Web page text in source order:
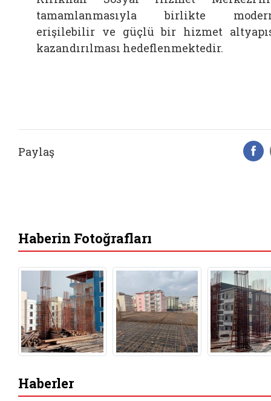
tamamlanmasıyla birlikte
erişilebilir ve güçlü bir hizmet
kazandırılması hedeflenmektedir.
Paylaş
Haberin Fotoğrafları
Haberler